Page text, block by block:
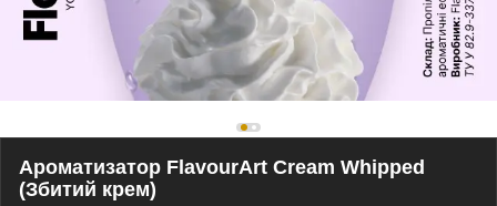
Ароматизатор FlavourArt Cream Whipped
(Збитий крем)